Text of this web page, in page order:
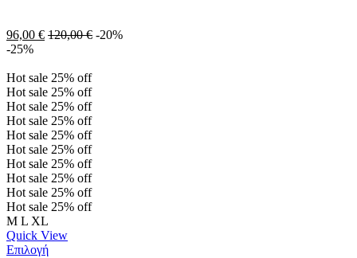
96,00 € 120,00€ -20%
-25%
Hot sale 25% off
Hot sale 25% off
Hot sale 25% off
Hot sale 25% off
Hot sale 25% off
Hot sale 25% off
Hot sale 25% off
Hot sale 25% off
Hot sale 25% off
Hot sale 25% off
M L XL
Quick View
Επιλογή